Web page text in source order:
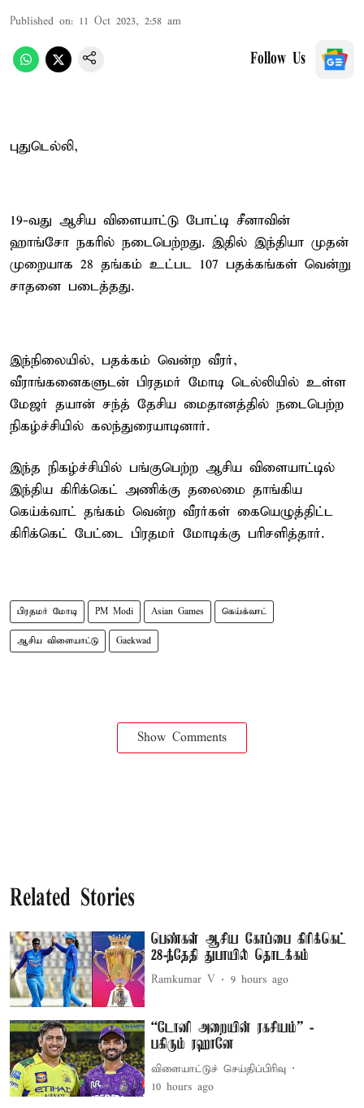
Published on: 11 Oct 2023, 2:58 am
Follow Us
புதுடெல்லி,
19-வது ஆசிய விளையாட்டு போட்டி சீனாவின்
ஹாங்சோ நகரில் நடைபெற்றது. இதில் இந்தியா முதன்
முறையாக 28 தங்கம் உட்பட 107 பதக்கங்கள் வென்று
சாதனை படைத்தது.
இந்நிலையில், பதக்கம் வென்ற வீரர்,
வீராங்கனைகளுடன் பிரதமர் மோடி டெல்லியில் உள்ள
மேஜர் தயான் சந்த் தேசிய மைதானத்தில் நடைபெற்ற
நிகழ்ச்சியில் கலந்துரையாடினார்.
இந்த நிகழ்ச்சியில் பங்குபெற்ற ஆசிய விளையாட்டில்
இந்திய கிரிக்கெட் அணிக்கு தலைமை தாங்கிய
கெய்க்வாட் தங்கம் வென்ற வீரர்கள் கையெழுத்திட்ட
கிரிக்கெட் பேட்டை பிரதமர் மோடிக்கு பரிசளித்தார்.
பிரதமர் மோடி PM Modi Asian Games கெய்க்வாட்
ஆசிய விளையாட்டு Gaekwad
Show Comments
Related Stories
பெண்கள் ஆசிய கோப்பை கிரிக்கெட்
28-ந்தேதி துபாயில் தொடக்கம்
Ramkumar V 9 hours ago
“டோனி அறையின் ரகசியம்” -
பகிரும் ரஹானே
விளையாட்டுச் செய்திப்பிரிவு
10 hours ago